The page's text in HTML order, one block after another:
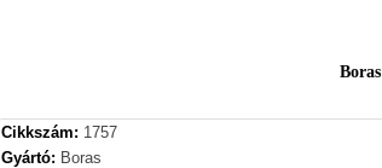
Cikkszám: 1757
Gyártó: Boras